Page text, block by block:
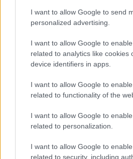
I want to allow Google to send
personalized advertising.
I want to allow Google to
related to analytics like cookies
device identifiers in apps.
I want to allow Google to
related to functionality of the
I want to allow Google to
related to personalization.
I want to allow Google to
related to security, including
Egy évvel ezelőtt is
rendeztek Miamiban, és
futamon érte el csapadék a
tavalyi tapasztalatok
közleményében, hogy
hétvége időjárását, Sainz
szeretne változtatásokat
„Remélem, hogy